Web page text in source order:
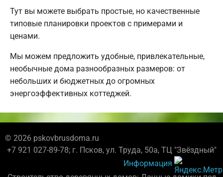
Тут вы можете выбрать простые, но качественные
типовые планировки проектов с примерами и
ценами.
Мы можем предложить удобные, привлекательные,
необычные дома разнообразных размеров: от
небольших и бюджетных до огромных
энергоэффективных коттеджей.
© 2026 pskovbrusdoma.ru
+7 921 027-89-78; г. Псков, ул. Труда, 50а, ТЦ "Звёздный"
Информация